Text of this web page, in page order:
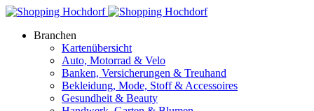
Branchen
Kartenübersicht
Auto, Motorrad & Velo
Banken, Versicherungen & Treuhand
Bekleidung, Mode, Stoff & Accessoires
Gesundheit & Beauty